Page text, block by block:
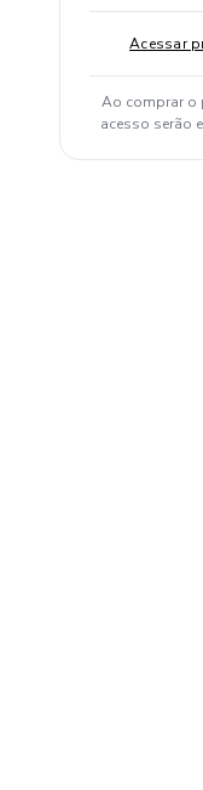
Acessar
Ao comprar o
acesso serão